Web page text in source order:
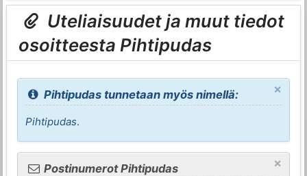
Uteliaisuudet ja muut tiedot
osoitteesta Pihtipudas
×
Pihtipudas tunnetaan myös nimellä:
Pihtipudas.
×
Postinumerot Pihtipudas